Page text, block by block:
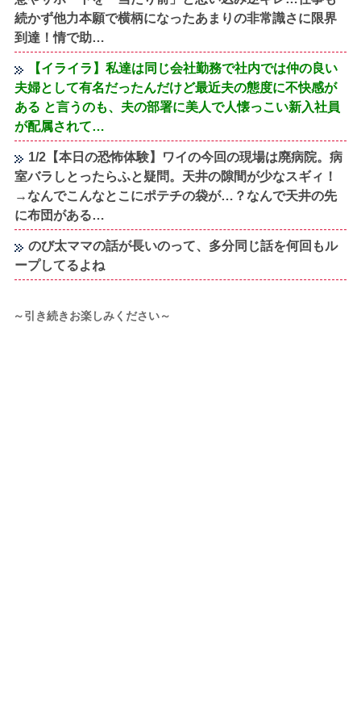
続かず他力本願で横柄になったあまりの非常識さに限界
到達！情で助…
【イライラ】私達は同じ会社勤務で社内では仲の良い
夫婦として有名だったんだけど最近夫の態度に不快感が
ある と言うのも、夫の部署に美人で人懐っこい新入社員
が配属されて…
1/2【本日の恐怖体験】ワイの今回の現場は廃病院。病
室バラしとったらふと疑問。天井の隙間が少なスギィ！
→なんでこんなとこにポテチの袋が…？なんで天井の先
に布団がある…
のび太ママの話が長いのって、多分同じ話を何回もル
ープしてるよね
～引き続きお楽しみください～